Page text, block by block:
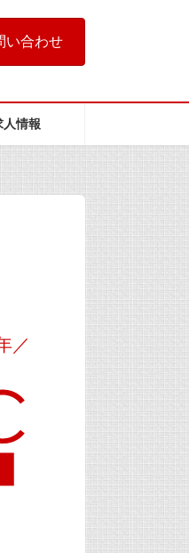
い合わせ
人情報
／